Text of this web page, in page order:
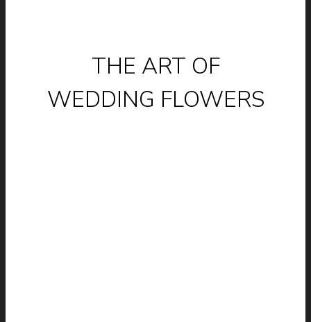
THE ART OF
WEDDING FLOWERS